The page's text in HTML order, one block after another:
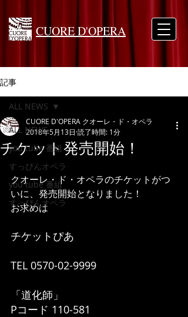
CUORE D'OPERA
記事
ALL NEWS
you tube 番組
すっぴんオペラ
you tube 番組
すっぴんオペラ
ALL NEWS
チケット発売開始！
CUORE D'OPERA クオーレ・ド・オペラ
2018年5月13日 読了時間: 1分
クオーレ・ド・オペラのチケットがつ
いに、発売開始となりました！
お求めは
チケットぴあ
TEL 0570-02-9999
​「道化師」
Pコード 110‐581